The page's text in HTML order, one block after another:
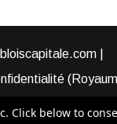
|
Click below to